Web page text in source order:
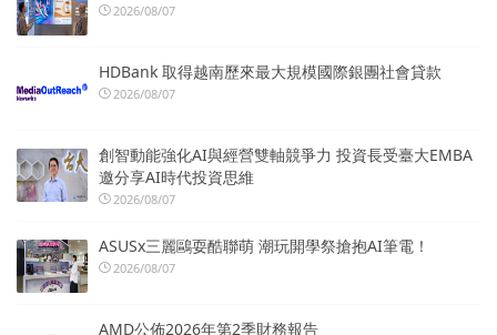
2026/08/07
HDBank 取得越南歷來最大規模國際銀團社會貸款
2026/08/07
創智動能強化AI與經營雙軸競爭力 投資長受臺大EMBA
邀分享AI時代投資思維
2026/08/07
ASUSx三麗鷗耍酷聯萌 潮玩開學祭搶抱AI筆電！
2026/08/07
AMD公佈2026年第2季財務報告